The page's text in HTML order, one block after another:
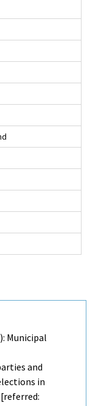
Municipal
and
in